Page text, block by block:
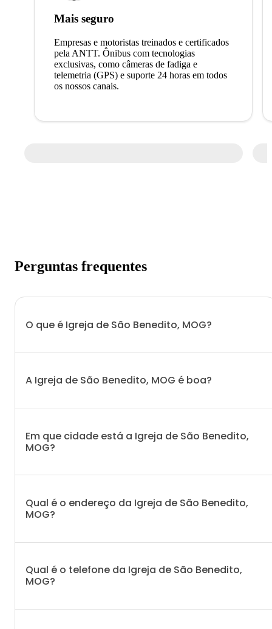
Mais seguro
Empresas e motoristas treinados e certificados
pela ANTT. Ônibus com tecnologias
exclusivas, como câmeras de fadiga e
telemetria (GPS) e suporte 24 horas em todos
os nossos canais.
Perguntas frequentes
O que é Igreja de São Benedito, MOG?
A Igreja de São Benedito, MOG é boa?
Em que cidade está a Igreja de São Benedito,
MOG?
Qual é o endereço da Igreja de São Benedito,
MOG?
Qual é o telefone da Igreja de São Benedito,
MOG?